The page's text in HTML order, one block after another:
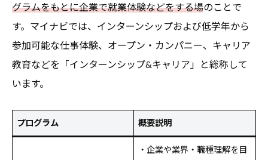
グラムをもとに企業で就業体験などをする場のことで
す。マイナビでは、インターンシップおよび低学年から
参加可能な仕事体験、オープン・カンパニー、キャリア
教育などを「インターンシップ&キャリア」と総称して
います。
プログラム 概要説明
・企業や業界・職種理解を目